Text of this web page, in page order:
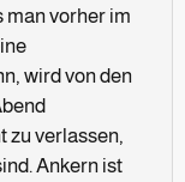
man vorher im
wird von den
zu verlassen,
Ankern ist